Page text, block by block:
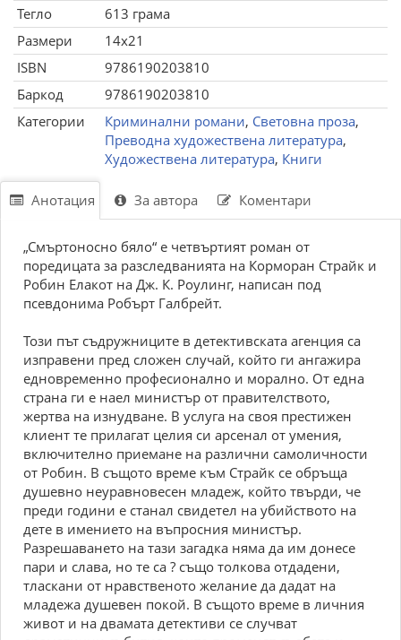
Тегло
613 грама
Размери
14x21
ISBN
9786190203810
Баркод
9786190203810
Категории
Криминални романи, Световна проза,
Преводна художествена литература,
Художествена литература, Книги
Анотация За автора Коментари
„Смъртоносно бяло“ е четвъртият роман от
поредицата за разследванията на Корморан Страйк и
Робин Елакот на Дж. К. Роулинг, написан под
псевдонима Робърт Галбрейт.
Този път съдружниците в детективската агенция са
изправени пред сложен случай, който ги ангажира
едновременно професионално и морално. От една
страна ги е наел министър от правителството,
жертва на изнудване. В услуга на своя престижен
клиент те прилагат целия си арсенал от умения,
включително приемане на различни самоличности
от Робин. В същото време към Страйк се обръща
душевно неуравновесен младеж, който твърди, че
преди години е станал свидетел на убийството на
дете в имението на въпросния министър.
Разрешаването на тази загадка няма да им донесе
пари и слава, но те са ? също толкова отдадени,
тласкани от нравственото желание да дадат на
младежа душевен покой. В същото време в личния
живот и на двамата детективи се случват